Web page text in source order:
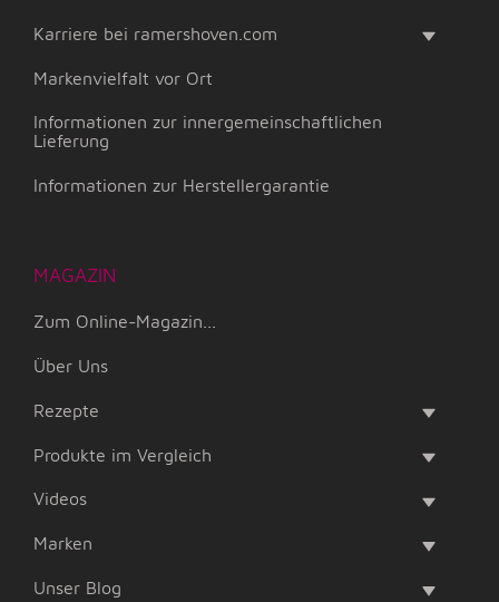
Karriere bei ramershoven.com
Markenvielfalt vor Ort
Informationen zur innergemeinschaftlichen
Lieferung
Informationen zur Herstellergarantie
MAGAZIN
Zum Online-Magazin...
Über Uns
Rezepte
Produkte im Vergleich
Videos
Marken
Unser Blog